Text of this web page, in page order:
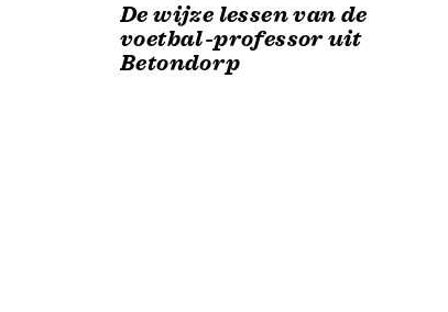
De wijze lessen van de
voetbal-professor uit
Betondorp